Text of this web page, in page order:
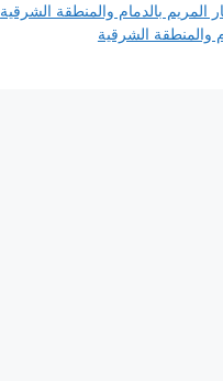
بالدمام والمنطقة الشرقية
والمنطقة الشرقية